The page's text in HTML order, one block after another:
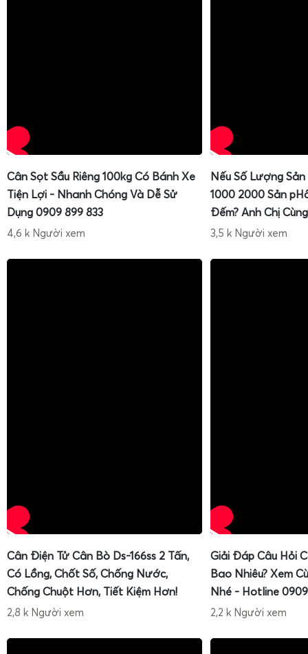
Cân Sọt Sầu Riêng 100kg Có Bánh Xe
Tiện Lợi - Nhanh Chóng Và Dễ Sử
Dụng 0909 899 833
4,6 k Người xem
Nếu Số Lượng
1000 2000 Sản
Đếm? Anh Chị
3,5 k Người xem
Cân Điện Tử Cân Bò Ds-166ss 2 Tấn,
Có Lồng, Chốt Số, Chống Nước,
Chống Chuột Hơn, Tiết Kiệm Hơn!
2,8 k Người xem
Giải Đáp Câu Hỏi
Bao Nhiêu? Xem
Nhé - Hotline
2,2 k Người xem